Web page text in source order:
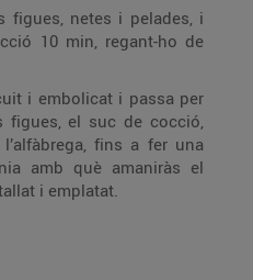
figues, netes i pelades, i
10 min, regant-ho de
i embolicat i passa per
figues, el suc de cocció,
fins a fer una
amb què amaniràs el
i emplatat.